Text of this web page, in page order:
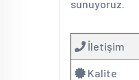
sunuyoruz.
İletişim
Kalite